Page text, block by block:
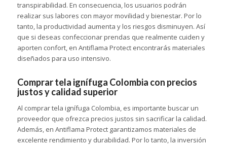
transpirabilidad. En consecuencia, los usuarios podrán
realizar sus labores con mayor movilidad y bienestar. Por lo
tanto, la productividad aumenta y los riesgos disminuyen. Así
que si deseas confeccionar prendas que realmente cuiden y
aporten confort, en Antiflama Protect encontrarás materiales
diseñados para uso intensivo.
Comprar tela ignífuga Colombia con precios
justos y calidad superior
Al comprar tela ignífuga Colombia, es importante buscar un
proveedor que ofrezca precios justos sin sacrificar la calidad.
Además, en Antiflama Protect garantizamos materiales de
excelente rendimiento y durabilidad. Por lo tanto, la inversión